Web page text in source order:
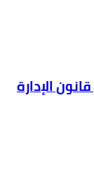
الإدارة